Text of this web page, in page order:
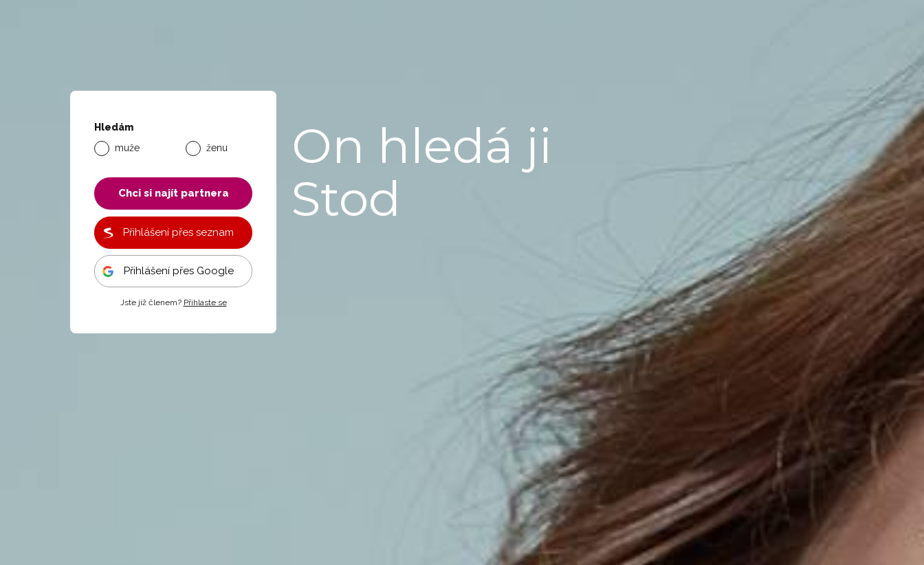
Hledám
muže
ženu
Chci si najít partnera
Přihlášení přes seznam
Přihlášení přes Google
Jste již členem? Přihlaste se
On hledá ji
Stod